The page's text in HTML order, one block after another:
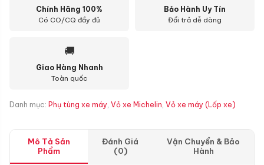
Chính Hãng 100%
Có CO/CQ đầy đủ
Bảo Hành Uy Tín
Đổi trả dễ dàng
🚚
Giao Hàng Nhanh
Toàn quốc
Danh mục: Phụ tùng xe máy, Vỏ xe Michelin, Vỏ xe máy (Lốp xe)
Mô Tả Sản
Phẩm
Đánh Giá
(0)
Vận Chuyển & Bảo
Hành